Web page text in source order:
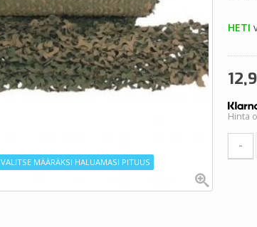
VALITSE MÄÄRÄKSI HALUAMASI PITUUS
HETI
Hinta
-